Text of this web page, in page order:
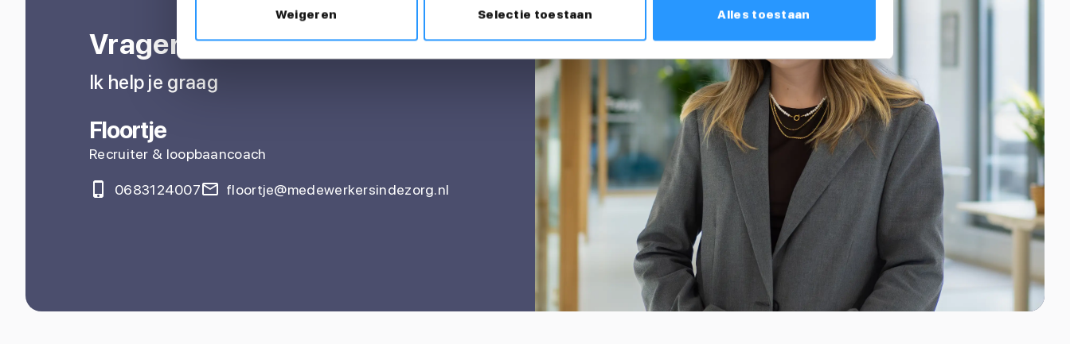
Weigeren Selectie toestaan Alles toestaan
Vragen over je sollicitatie?
Ik help je graag
Floortje
Recruiter & loopbaancoach
0683124007 floortje@medewerkersindezorg.nl